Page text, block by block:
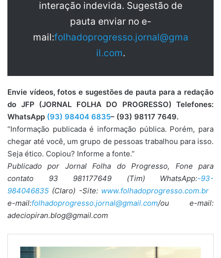
interação indevida. Sugestão de
pauta enviar no e-
mail:folhadoprogresso.jornal@gma
il.com.
Envie vídeos, fotos e sugestões de pauta para a redação
do JFP (JORNAL FOLHA DO PROGRESSO) Telefones:
WhatsApp (93) 98404 6835– (93) 98117 7649.
“Informação publicada é informação pública. Porém, para
chegar até você, um grupo de pessoas trabalhou para isso.
Seja ético. Copiou? Informe a fonte.”
Publicado por Jornal Folha do Progresso, Fone para
contato 93 981177649 (Tim) WhatsApp:-93-
984046835 (Claro) -Site: www.folhadoprogresso.com.br
e-mail:folhadoprogresso.jornal@gmail.com/ou e-mail:
adeciopiran.blog@gmail.com